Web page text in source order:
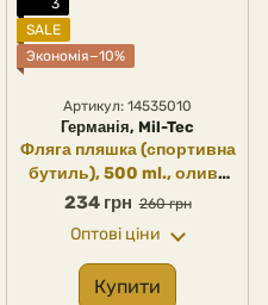
3
SALE
Экономія−10%
Артикул: 14535010
Германія, Mil-Tec
Фляга пляшка (спортивна
бутиль), 500 ml., олива
алюміній, Mil-Tec
234 грн 260 грн
Оптові ціни
Купити